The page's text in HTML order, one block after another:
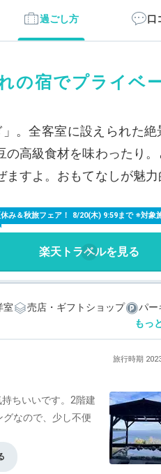
過ごし方 口
の宿でプライベ
。全客室に設えられた絶
高級食材を味わったり
すよ。おもてなしが魅力
み＆秋旅フェア！ 8/20(木) 9:59まで ※対象
楽天トラベルを見る
室 売店・ギフトショップ パー
もっ
旅行時期
ちいいです。2階建
なので、少し不便